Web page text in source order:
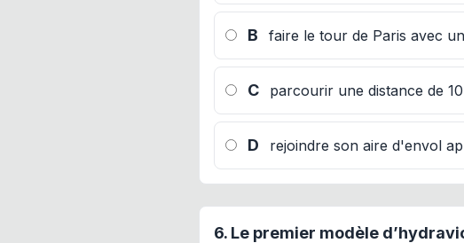
B faire le tour de Paris avec
C parcourir une distance de
D rejoindre son aire d'envol
6. Le premier modèle